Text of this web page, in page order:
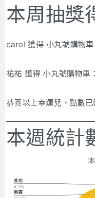
本周抽獎
carol 獲得 小丸號購物
祐祐 獲得 小丸號購物車
恭喜以上幸運兒，點數
本週統計